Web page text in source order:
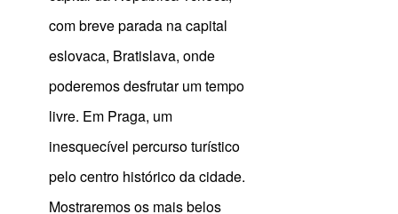
com breve parada na capital
eslovaca, Bratislava, onde
poderemos desfrutar um tempo
livre. Em Praga, um
inesquecível percurso turístico
pelo centro histórico da cidade.
Mostraremos os mais belos